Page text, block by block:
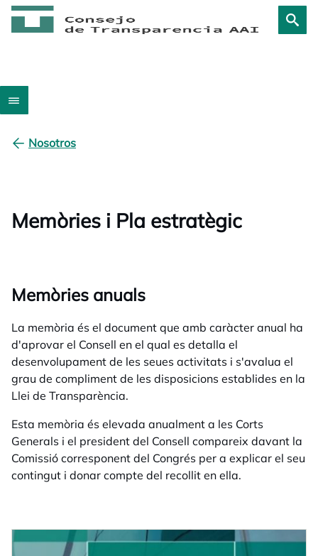
Nosotros
Memòries i Pla estratègic
Memòries anuals
La memòria és el document que amb caràcter anual ha
d'aprovar el Consell en el qual es detalla el
desenvolupament de les seues activitats i s'avalua el
grau de compliment de les disposicions establides en la
Llei de Transparència.
Esta memòria és elevada anualment a les Corts
Generals i el president del Consell compareix davant la
Comissió corresponent del Congrés per a explicar el seu
contingut i donar compte del recollit en ella.